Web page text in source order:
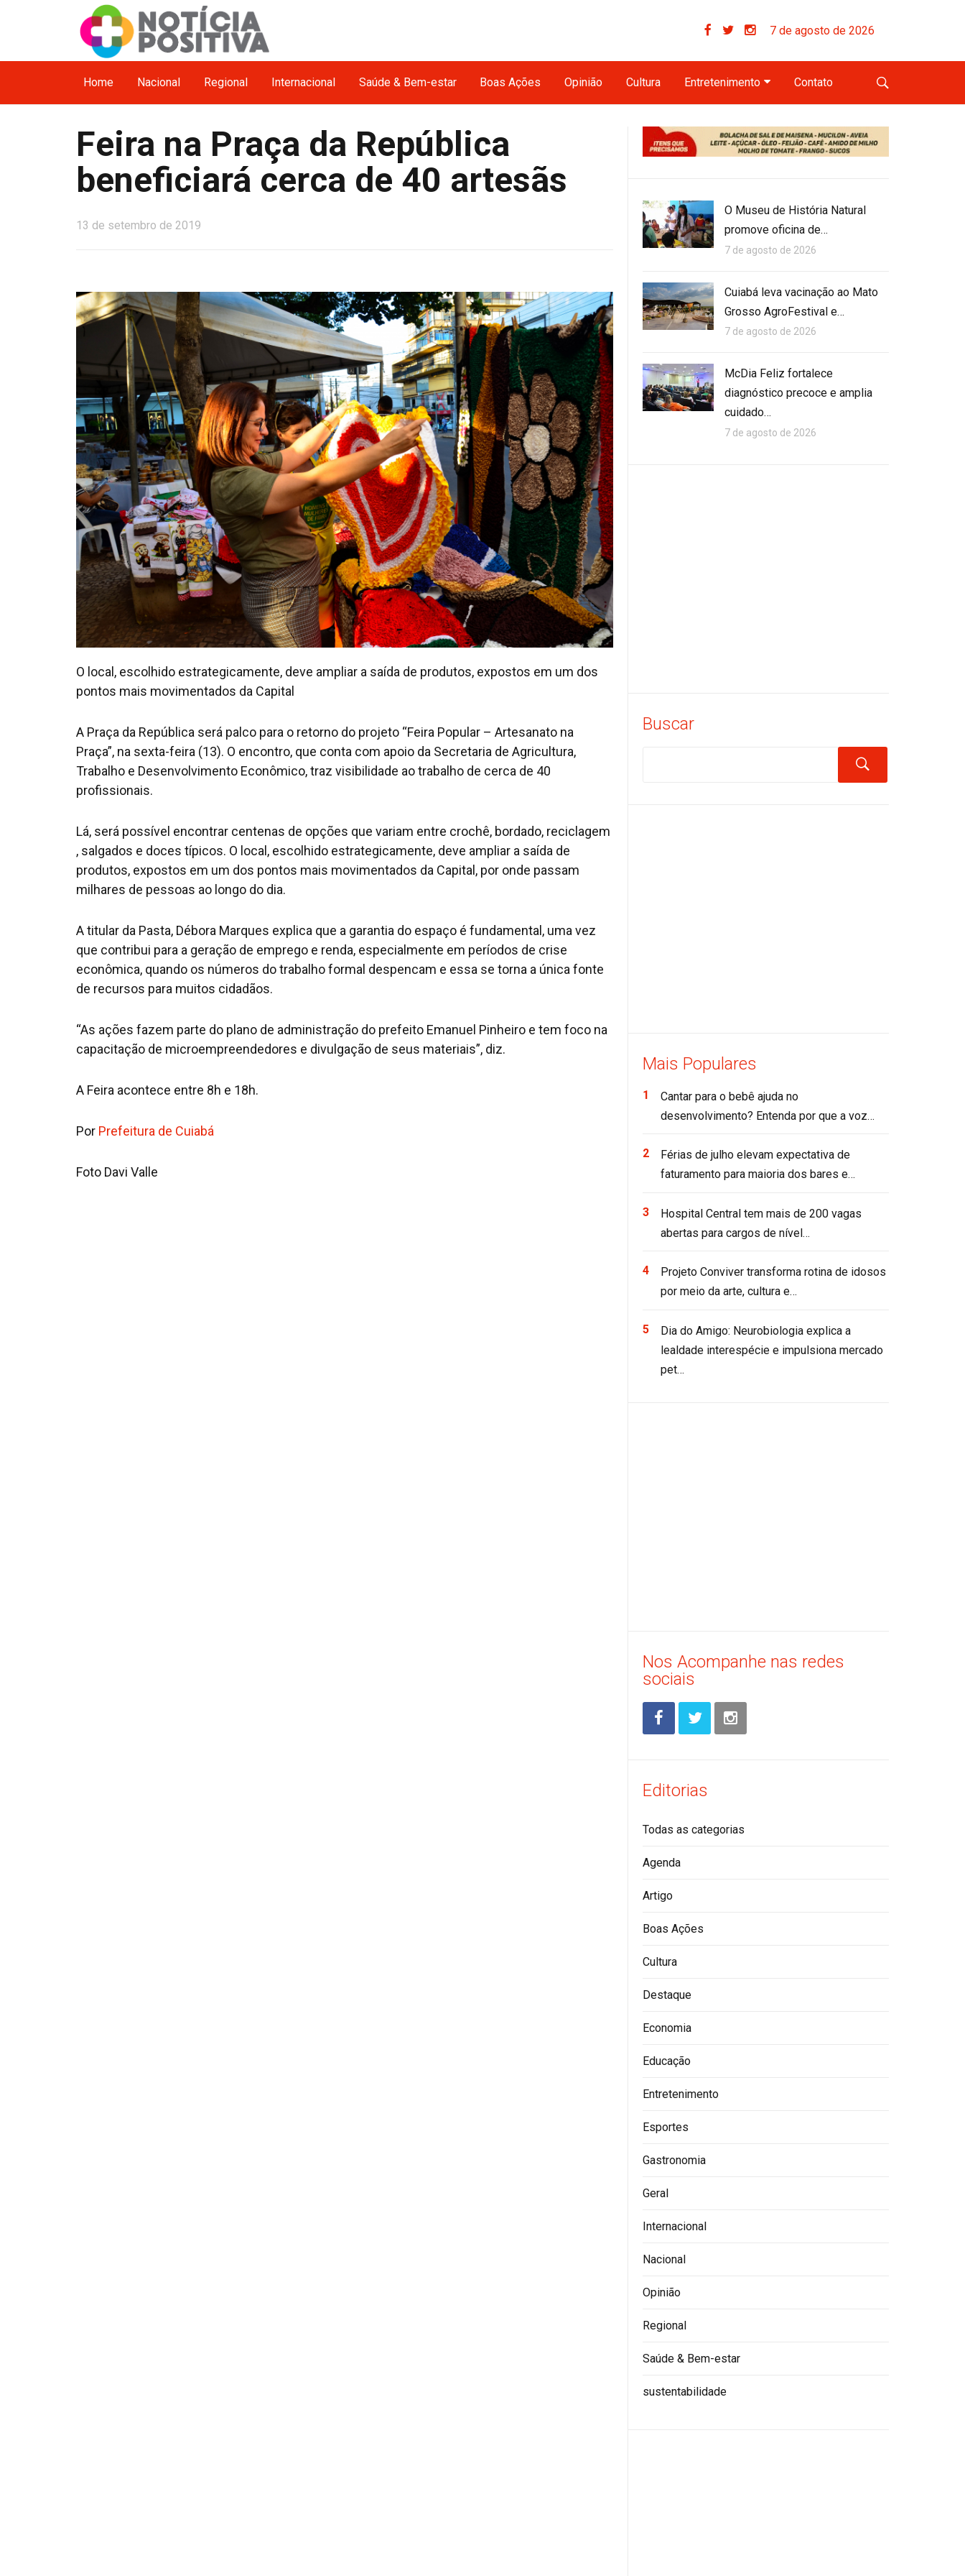
7 de agosto de 2026
Home Nacional Regional Internacional Saúde & Bem-estar Boas Ações Opinião Cultura Entretenimento Contato
Feira na Praça da República
beneficiará cerca de 40 artesãs
13 de setembro de 2019
O local, escolhido estrategicamente, deve ampliar a saída de produtos, expostos em um dos
pontos mais movimentados da Capital
A Praça da República será palco para o retorno do projeto “Feira Popular – Artesanato na
Praça”, na sexta-feira (13). O encontro, que conta com apoio da Secretaria de Agricultura,
Trabalho e Desenvolvimento Econômico, traz visibilidade ao trabalho de cerca de 40
profissionais.
Lá, será possível encontrar centenas de opções que variam entre crochê, bordado, reciclagem
, salgados e doces típicos. O local, escolhido estrategicamente, deve ampliar a saída de
produtos, expostos em um dos pontos mais movimentados da Capital, por onde passam
milhares de pessoas ao longo do dia.
A titular da Pasta, Débora Marques explica que a garantia do espaço é fundamental, uma vez
que contribui para a geração de emprego e renda, especialmente em períodos de crise
econômica, quando os números do trabalho formal despencam e essa se torna a única fonte
de recursos para muitos cidadãos.
“As ações fazem parte do plano de administração do prefeito Emanuel Pinheiro e tem foco na
capacitação de microempreendedores e divulgação de seus materiais”, diz.
A Feira acontece entre 8h e 18h.
Por Prefeitura de Cuiabá
Foto Davi Valle
O Museu de História Natural
promove oficina de…
7 de agosto de 2026
Cuiabá leva vacinação ao Mato
Grosso AgroFestival e…
7 de agosto de 2026
McDia Feliz fortalece
diagnóstico precoce e amplia
cuidado…
7 de agosto de 2026
Buscar
Mais Populares
Cantar para o bebê ajuda no
desenvolvimento? Entenda por que a voz…
Férias de julho elevam expectativa de
faturamento para maioria dos bares e…
Hospital Central tem mais de 200 vagas
abertas para cargos de nível…
Projeto Conviver transforma rotina de idosos
por meio da arte, cultura e…
Dia do Amigo: Neurobiologia explica a
lealdade interespécie e impulsiona mercado
pet…
Nos Acompanhe nas redes
sociais
Editorias
Todas as categorias
Agenda
Artigo
Boas Ações
Cultura
Destaque
Economia
Educação
Entretenimento
Esportes
Gastronomia
Geral
Internacional
Nacional
Opinião
Regional
Saúde & Bem-estar
sustentabilidade